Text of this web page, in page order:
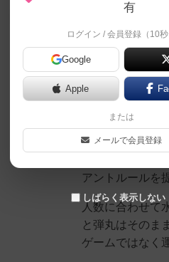
所詮は運要
ムじゃん。
に向けて
（ 2）
バリアント（カスタ
所詮は運要素強
ん。
と思ったゲーマ
アントルールを
人数に合わせて
と弾丸はそのま
ゲームではなく
シェアする
有
ログイン / 会員登録（10秒
Google
Apple
または
メールで会員登録
しばらく表示しない